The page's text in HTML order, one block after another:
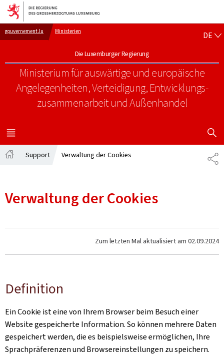
Zur Hauptnavigation
Zum Inhalt
gouvernement.lu Ministerien
Die Luxemburger Regierung
Ministerium für auswärtige und europäische
Angelegenheiten, Verteidigung, Entwicklungs-
zusammenarbeit und Außenhandel
DE
MENÜ
HAUPT-
Support Verwaltung der Cookies
Verwaltung der Cookies
Zum letzten Mal aktualisiert am 02.09.2024
Definition
Ein Cookie ist eine von Ihrem Browser beim Besuch einer
Website gespeicherte Information. So können mehrere Daten
gespeichert werden, die es beispielsweise ermöglichen, Ihre
Sprachpräferenzen und Browsereinstellungen zu speichern.